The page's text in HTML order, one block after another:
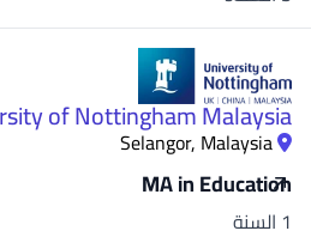
of Nottingham Malaysia
Selangor, Malaysia
MA in Education
1 السنة